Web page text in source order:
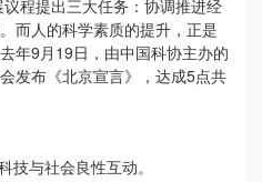
程提出三大任务：协调推进经
而人的科学素质的提升，正是
年9月19日，由中国科协主办的
发布《北京宣言》，达成5点共
技与社会良性互动。